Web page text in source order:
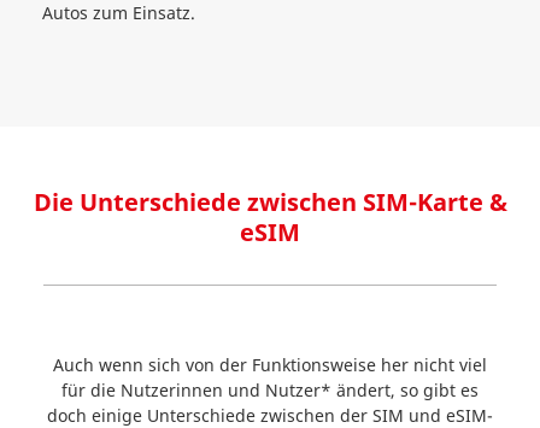
Autos zum Einsatz.
Die Unterschiede zwischen SIM-Karte &
eSIM
Auch wenn sich von der Funktionsweise her nicht viel
für die Nutzerinnen und Nutzer* ändert, so gibt es
doch einige Unterschiede zwischen der SIM und eSIM-